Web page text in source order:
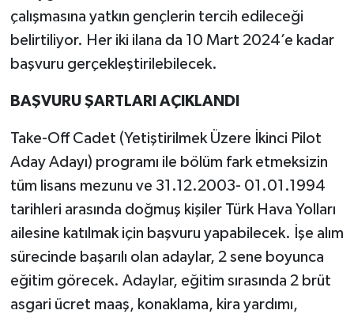
çalışmasına yatkın gençlerin tercih edileceği
belirtiliyor. Her iki ilana da 10 Mart 2024’e kadar
başvuru gerçekleştirilebilecek.
BAŞVURU ŞARTLARI AÇIKLANDI
Take-Off Cadet (Yetiştirilmek Üzere İkinci Pilot
Aday Adayı) programı ile bölüm fark etmeksizin
tüm lisans mezunu ve 31.12.2003- 01.01.1994
tarihleri arasında doğmuş kişiler Türk Hava Yolları
ailesine katılmak için başvuru yapabilecek. İşe alım
sürecinde başarılı olan adaylar, 2 sene boyunca
eğitim görecek. Adaylar, eğitim sırasında 2 brüt
asgari ücret maaş, konaklama, kira yardımı,